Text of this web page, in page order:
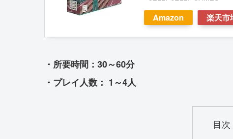
Amazon 楽天市
・所要時間：30～60分
・プレイ人数： 1～4人
目次